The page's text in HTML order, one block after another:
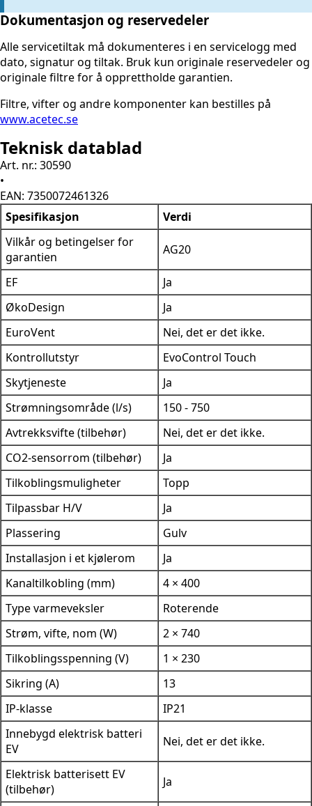
Dokumentasjon og reservedeler
Alle servicetiltak må dokumenteres i en servicelogg med
dato, signatur og tiltak. Bruk kun originale reservedeler og
originale filtre for å opprettholde garantien.
Filtre, vifter og andre komponenter kan bestilles på
www.acetec.se
Teknisk datablad
Art. nr.: 30590
•
EAN: 7350072461326
Spesifikasjon
Verdi
Vilkår og betingelser for
garantien
AG20
EF
Ja
ØkoDesign
Ja
EuroVent
Nei, det er det ikke.
Kontrollutstyr
EvoControl Touch
Skytjeneste
Ja
Strømningsområde (l/s)
150 - 750
Avtrekksvifte (tilbehør)
Nei, det er det ikke.
CO2-sensorrom (tilbehør)
Ja
Tilkoblingsmuligheter
Topp
Tilpassbar H/V
Ja
Plassering
Gulv
Installasjon i et kjølerom
Ja
Kanaltilkobling (mm)
4 × 400
Type varmeveksler
Roterende
Strøm, vifte, nom (W)
2 × 740
Tilkoblingsspenning (V)
1 × 230
Sikring (A)
13
IP-klasse
IP21
Innebygd elektrisk batteri
EV
Nei, det er det ikke.
Elektrisk batterisett EV
(tilbehør)
Ja